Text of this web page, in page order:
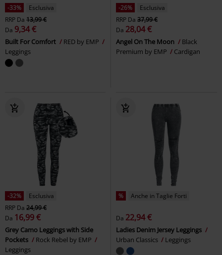
-33%
Esclusiva
RRP Da 13,99 €
Da 9,34 €
Built For Comfort
RED by EMP
Leggings
-26%
Esclusiva
RRP Da 37,99 €
Da 28,04 €
Angel On The Moon
Black
Premium by EMP
Cardigan
-32%
Esclusiva
RRP Da 24,99 €
Da 16,99 €
Grey Camo Leggings with Side
Pockets
Rock Rebel by EMP
Leggings
% Anche in Taglie Forti
Da 22,94 €
Ladies Denim Jersey Leggings
Urban Classics
Leggings